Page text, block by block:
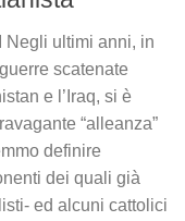
Negli ultimi anni, in
scatenate
e l’Iraq, si è
“alleanza”
definire
dei quali già
ed alcuni cattolici